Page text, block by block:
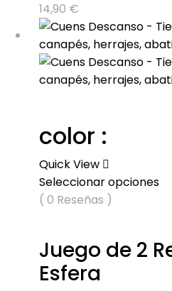
14,90 €
color :
Quick View
Seleccionar opciones
( 0 Reseñas )
Juego de 2
Esfera